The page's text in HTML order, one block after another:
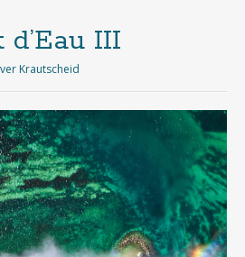
d’Eau III
Krautscheid